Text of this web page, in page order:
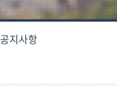
공지사항